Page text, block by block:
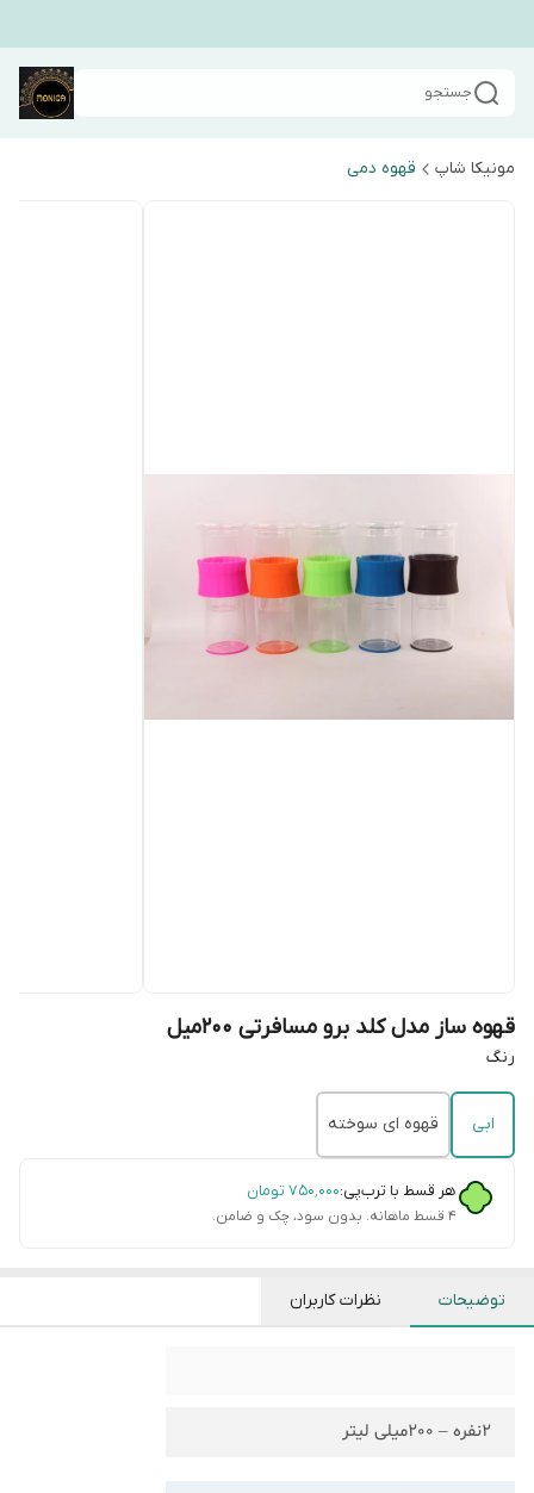
جستجو
مونیکا شاپ قهوه دمی
قهوه ساز مدل کلد برو مسافرتی ۲۰۰میل
رنگ
ابی قهوه ای سوخته
هر قسط با ترب‌پی:۷۵۰٬۰۰۰ تومان
۴ قسط ماهانه. بدون سود، چک و ضامن.
توضیحات نظرات کاربران
2نفره – 200میلی لیتر